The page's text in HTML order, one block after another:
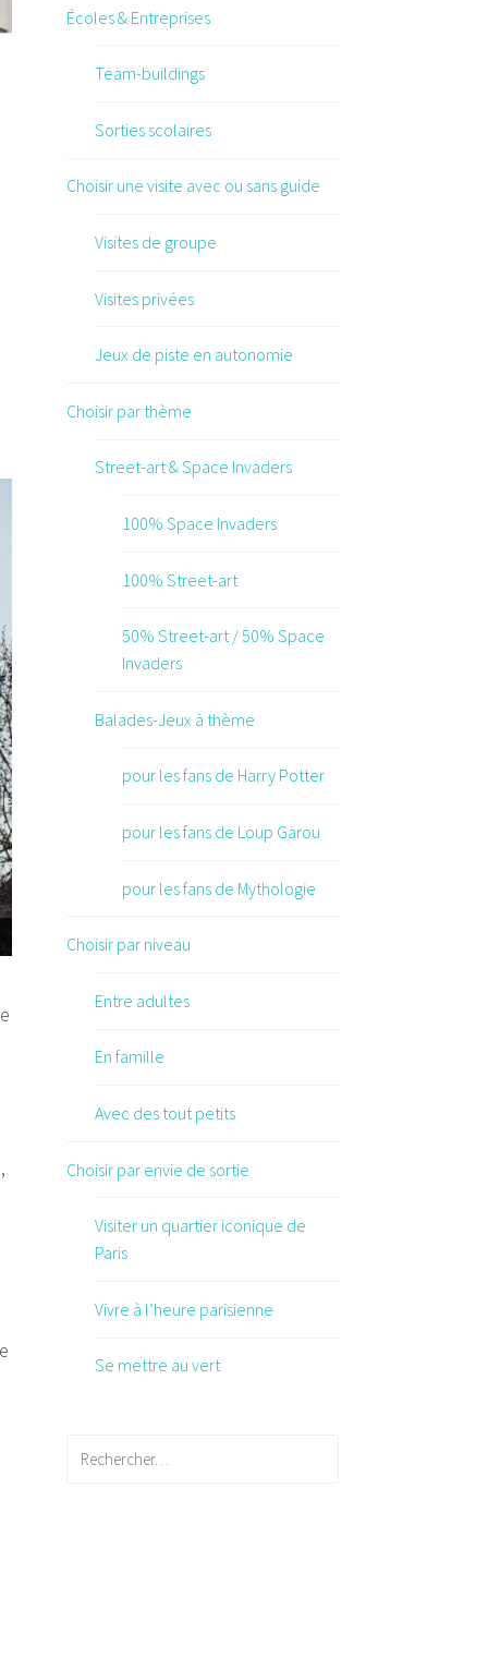
du street-artiste Invader
Écoles & Entreprises
Team-buildings
Sorties scolaires
Choisir une visite avec ou sans guide
Visites de groupe
Visites privées
Jeux de piste en autonomie
Choisir par thème
Street-art & Space Invaders
100% Space Invaders
100% Street-art
50% Street-art / 50% Space
Invaders
Balades-Jeux à thème
pour les fans de Harry Potter
pour les fans de Loup Garou
pour les fans de Mythologie
Choisir par niveau
Entre adultes
En famille
Avec des tout petits
Choisir par envie de sortie
Visiter un quartier iconique de
Paris
Vivre à l’heure parisienne
Se mettre au vert